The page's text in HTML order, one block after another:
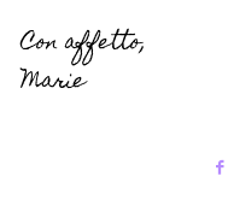
Con affetto,
Marie